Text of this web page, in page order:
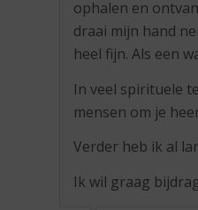
ophalen en
draai mijn hand
heel fijn. Als een
In veel spirituele
mensen om je
Verder heb ik al
Ik wil graag